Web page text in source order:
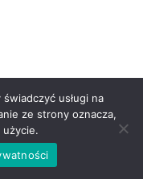
usługi na
ze strony oznacza,
użycie.